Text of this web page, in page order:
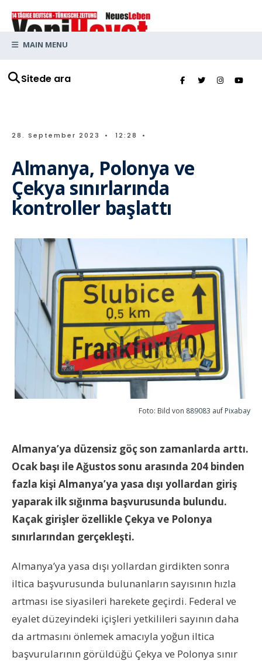
Sitede ara
MAIN MENU
28. September 2023 • 12:28 •
Almanya, Polonya ve
Çekya sınırlarında
kontroller başlattı
Foto: Bild von 889083 auf Pixabay
Almanya’ya düzensiz göç son zamanlarda arttı.
Ocak başı ile Ağustos sonu arasında 204 binden
fazla kişi Almanya’ya yasa dışı yollardan giriş
yaparak ilk sığınma başvurusunda bulundu.
Kaçak girişler özellikle Çekya ve Polonya
sınırlarından gerçekleşti.
Almanya’ya yasa dışı yollardan girdikten sonra
iltica başvurusunda bulunanların sayısının hızla
artması ise siyasileri harekete geçirdi. Federal ve
eyalet düzeyindeki içişleri yetkilileri sayının daha
da artmasını önlemek amacıyla yoğun iltica
başvurularının görüldüğü Çekya ve Polonya sınır